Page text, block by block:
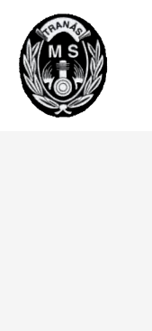
innehåll